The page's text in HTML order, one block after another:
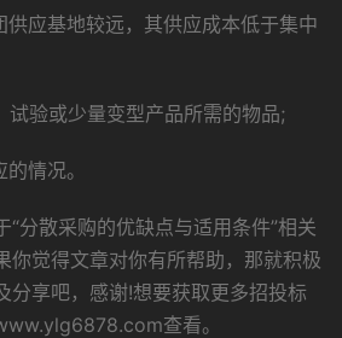
应基地较远，其供应成本低于集中
验或少量变型产品所需的物品;
情况。
散采购的优缺点与适用条件”相关
你觉得文章对你有所帮助，那就积极
分享吧，感谢!想要获取更多招投标
查看。